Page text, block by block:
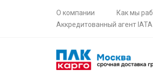
О компании Как мы
Аккредитованный агент IATA